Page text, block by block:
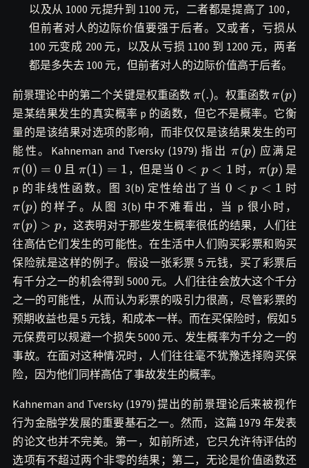
以及从 1000 元提升到 1100 元，二者都是提高了 100，
但前者对人的边际价值要强于后者。又或者，亏损从
100 元变成 200 元，以及从亏损 1100 到 1200 元，两者
都是多失去 100 元，但前者对人的边际价值高于后者。
前景理论中的第二个关键是权重函数\pi(.)
π(.)。权重函数\pi(p)
π(p)
是某结果发生的真实概率 p 的函数，但它不是概率。它衡
量的是该结果对选项的影响，而非仅仅是该结果发生的可
能性。Kahneman and Tversky (1979) 指出\pi(p)
π(p) 应满足
π(0) = 0 且 \pi(1)=1
π(1) = 1 ，但是当0<p<1
0 < p < 1 时， \pi(p)
π(p) 是
p 的非线性函数。图 3(b) 定性给出了当0<p<1
0 < p < 1 时
π(p) 的样子。从图 3(b) 中不难看出，当 p 很小时，
π(p) > p，这表明对于那些发生概率很低的结果，人们往
往高估它们发生的可能性。在生活中人们购买彩票和购买
保险就是这样的例子。假设一张彩票 5 元钱，买了彩票后
有千分之一的机会得到 5000 元。人们往往会放大这个千分
之一的可能性，从而认为彩票的吸引力很高，尽管彩票的
预期收益也是 5 元钱，和成本一样。而在买保险时，假如 5
元保费可以规避一个损失 5000 元、发生概率为千分之一的
事故。在面对这种情况时，人们往往毫不犹豫选择购买保
险，因为他们同样高估了事故发生的概率。
Kahneman and Tversky (1979) 提出的前景理论后来被视作
行为金融学发展的重要基石之一。然而，这篇 1979 年发表
的论文也并不完美。第一，如前所述，它只允许待评估的
选项有不超过两个非零的结果；第二，无论是价值函数还